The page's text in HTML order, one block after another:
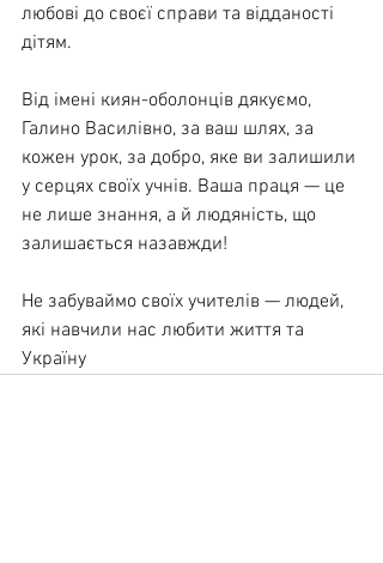
любові до своєї справи та відданості
дітям.
Від імені киян-оболонців дякуємо,
Галино Василівно, за ваш шлях, за
кожен урок, за добро, яке ви залишили
у серцях своїх учнів. Ваша праця — це
не лише знання, а й людяність, що
залишається назавжди!
Не забуваймо своїх учителів — людей,
які навчили нас любити життя та
Україну